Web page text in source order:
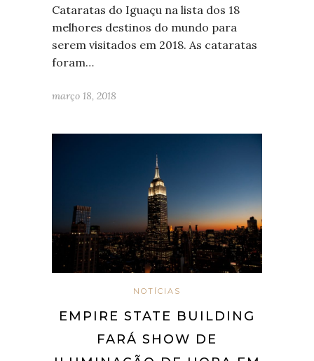
Cataratas do Iguaçu na lista dos 18
melhores destinos do mundo para
serem visitados em 2018. As cataratas
foram…
março 18, 2018
NOTÍCIAS
EMPIRE STATE BUILDING
FARÁ SHOW DE